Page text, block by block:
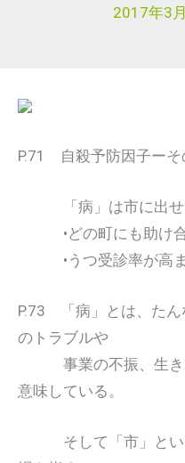
2017年3
P.71 自殺予防因子ーそ
「病」は市に出せ
•どの町にも助け合
•うつ受診率が高ま
P.73 「病」とは、たん
のトラブルや
事業の不振、生きて
意味している。
そして「市」という